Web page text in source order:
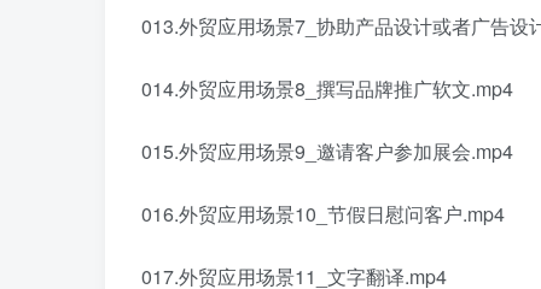
013.外贸应用场景7_协助产品设计或者广告设
014.外贸应用场景8_撰写品牌推广软文.mp4
015.外贸应用场景9_邀请客户参加展会.mp4
016.外贸应用场景10_节假日慰问客户.mp4
017.外贸应用场景11_文字翻译.mp4